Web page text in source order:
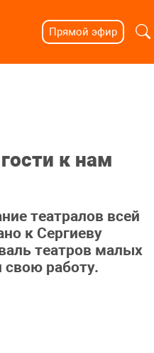
Прямой эфир
к нам
театралов всей
к Сергиеву
театров малых
свою работу.